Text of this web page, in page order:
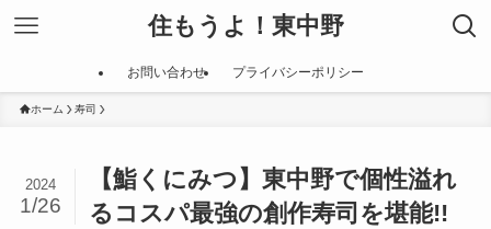
住もうよ！東中野
お問い合わせ プライバシーポリシー
ホーム 寿司
【鮨くにみつ】東中野で個性溢れ
るコスパ最強の創作寿司を堪能!!
2024
1/26